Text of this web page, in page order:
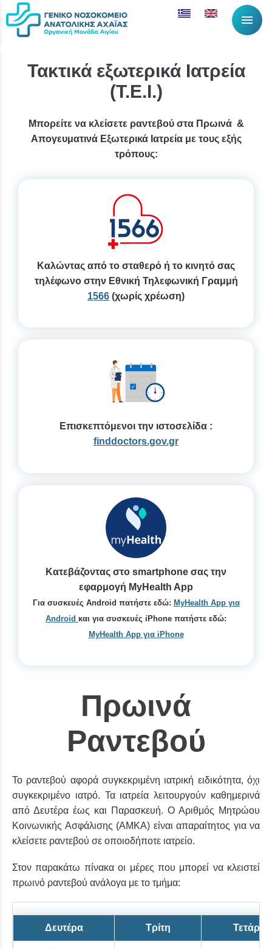
menu
Τακτικά εξωτερικά Ιατρεία
(Τ.Ε.Ι.)
Μπορείτε να κλείσετε ραντεβού στα Πρωινά &
Απογευματινά Εξωτερικά Ιατρεία με τους εξής
τρόπους:
Καλώντας από το σταθερό ή το κινητό σας
τηλέφωνο στην Εθνική Τηλεφωνική Γραμμή
1566 (χωρίς χρέωση)
Επισκεπτόμενοι την ιστοσελίδα :
finddoctors.gov.gr
Κατεβάζοντας στο smartphone σας την
εφαρμογή MyHealth App
Για συσκευές Android πατήστε εδώ: MyHealth App για
Android και για συσκευές iPhone πατήστε εδώ:
MyHealth App για iPhone
Πρωινά
Ραντεβού
Το ραντεβού αφορά συγκεκριμένη ιατρική ειδικότητα, όχι
συγκεκριμένο ιατρό. Τα ιατρεία λειτουργούν καθημερινά
από Δευτέρα έως και Παρασκευή. Ο Αριθμός Μητρώου
Κοινωνικής Ασφάλισης (ΑΜΚΑ) είναι απαραίτητος για να
κλείσετε ραντεβού σε οποιοδήποτε ιατρείο.
Στον παρακάτω πίνακα οι μέρες που μπορεί να κλειστεί
πρωινό ραντεβού ανάλογα με το τμήμα:
Δευτέρα Τρίτη Τετάρτη